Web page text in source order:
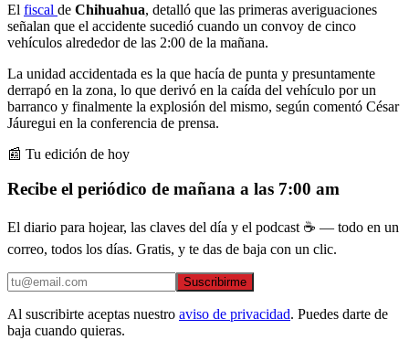
El fiscal de Chihuahua, detalló que las primeras averiguaciones
señalan que el accidente sucedió cuando un convoy de cinco
vehículos alrededor de las 2:00 de la mañana.
La unidad accidentada es la que hacía de punta y presuntamente
derrapó en la zona, lo que derivó en la caída del vehículo por un
barranco y finalmente la explosión del mismo, según comentó César
Jáuregui en la conferencia de prensa.
📰 Tu edición de hoy
Recibe el periódico de mañana a las 7:00 am
El diario para hojear, las claves del día y el podcast ☕ — todo en un
correo, todos los días. Gratis, y te das de baja con un clic.
Suscribirme
Al suscribirte aceptas nuestro aviso de privacidad. Puedes darte de
baja cuando quieras.